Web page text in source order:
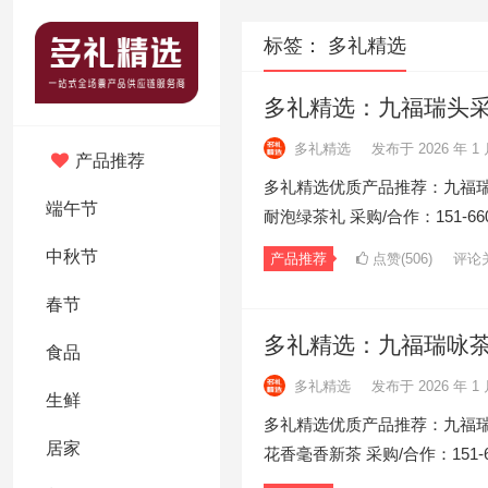
产品推荐
端午节
中秋节
春节
食品
生鲜
居家
标签： 多礼精选
多礼精选：九福瑞头
多礼精选 发布于 2026 年 1
多礼精选优质产品推荐：九福
耐泡绿茶礼 采购/合作：151-
产品推荐 点赞(506) 评论
多礼精选：九福瑞咏
多礼精选 发布于 2026 年 1
多礼精选优质产品推荐：九福
花香毫香新茶 采购/合作：